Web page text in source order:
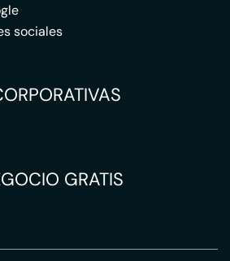
sociales
GRATIS